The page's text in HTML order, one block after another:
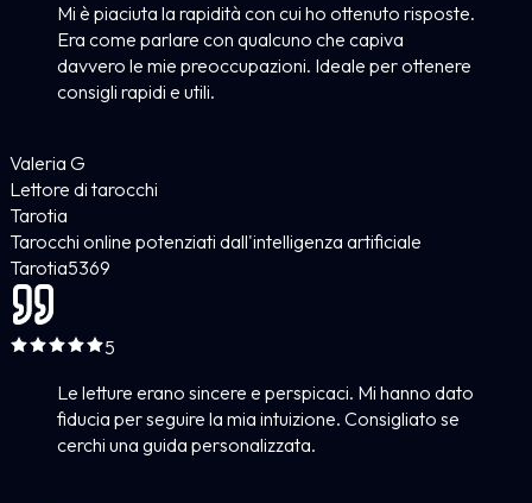
Mi è piaciuta la rapidità con cui ho ottenuto risposte.
Era come parlare con qualcuno che capiva
davvero le mie preoccupazioni. Ideale per ottenere
consigli rapidi e utili.
Valeria G
Lettore di tarocchi
Tarotia
Tarocchi online potenziati dall'intelligenza artificiale
Tarotia5369
5
Le letture erano sincere e perspicaci. Mi hanno dato
fiducia per seguire la mia intuizione. Consigliato se
cerchi una guida personalizzata.